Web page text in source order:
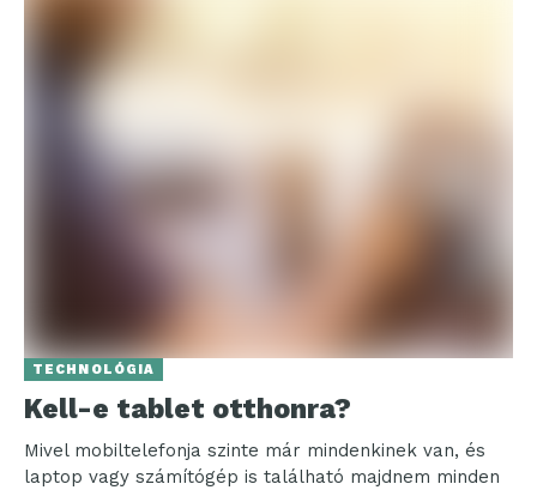
TECHNOLÓGIA
Kell-e tablet otthonra?
Mivel mobiltelefonja szinte már mindenkinek van, és
laptop vagy számítógép is található majdnem minden